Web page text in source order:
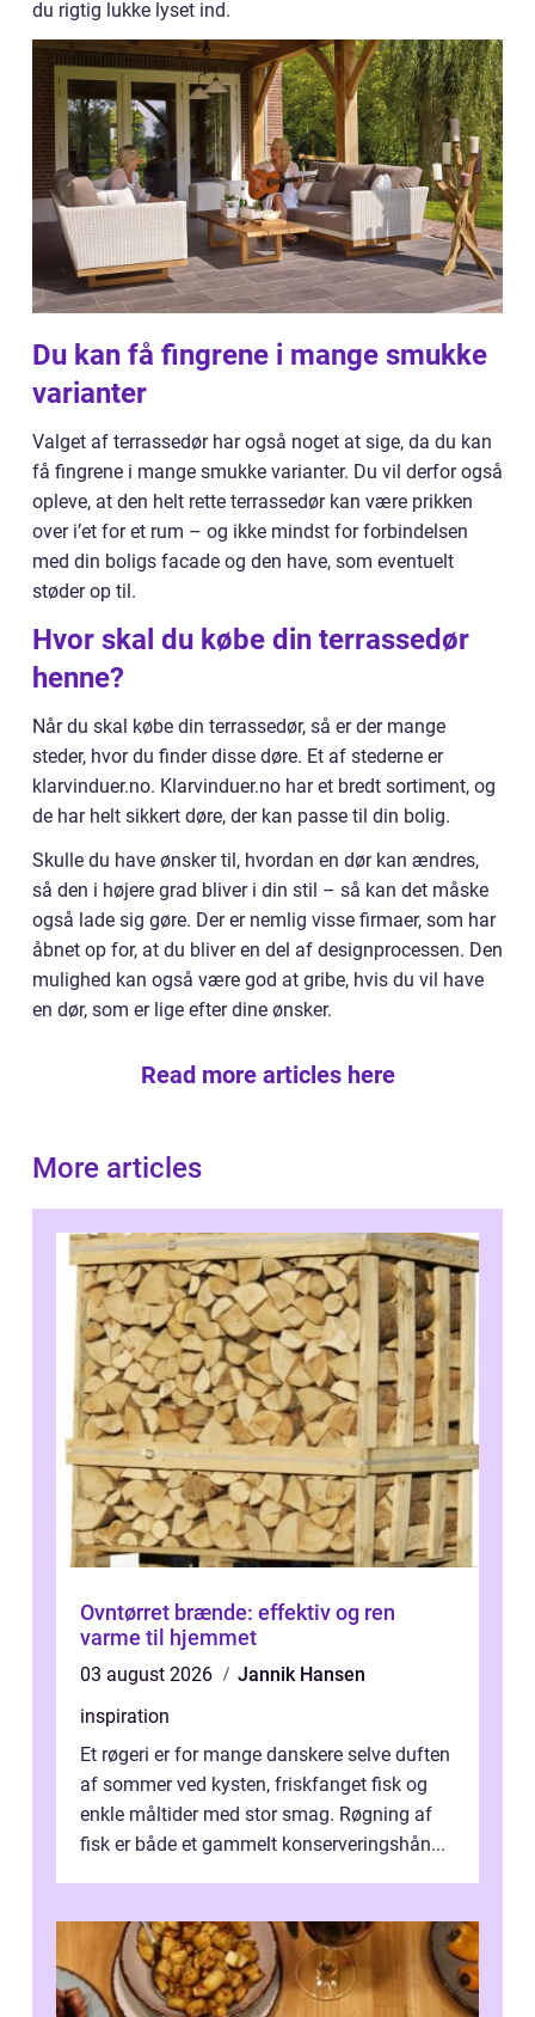
du rigtig lukke lyset ind.
Du kan få fingrene i mange smukke
varianter
Valget af terrassedør har også noget at sige, da du kan
få fingrene i mange smukke varianter. Du vil derfor også
opleve, at den helt rette terrassedør kan være prikken
over i’et for et rum – og ikke mindst for forbindelsen
med din boligs facade og den have, som eventuelt
støder op til.
Hvor skal du købe din terrassedør
henne?
Når du skal købe din terrassedør, så er der mange
steder, hvor du finder disse døre. Et af stederne er
klarvinduer.no. Klarvinduer.no har et bredt sortiment, og
de har helt sikkert døre, der kan passe til din bolig.
Skulle du have ønsker til, hvordan en dør kan ændres,
så den i højere grad bliver i din stil – så kan det måske
også lade sig gøre. Der er nemlig visse firmaer, som har
åbnet op for, at du bliver en del af designprocessen. Den
mulighed kan også være god at gribe, hvis du vil have
en dør, som er lige efter dine ønsker.
Read more articles here
More articles
Ovntørret brænde: effektiv og ren
varme til hjemmet
03 august 2026
Jannik Hansen
inspiration
Et røgeri er for mange danskere selve duften
af sommer ved kysten, friskfanget fisk og
enkle måltider med stor smag. Røgning af
fisk er både et gammelt konserveringshån...